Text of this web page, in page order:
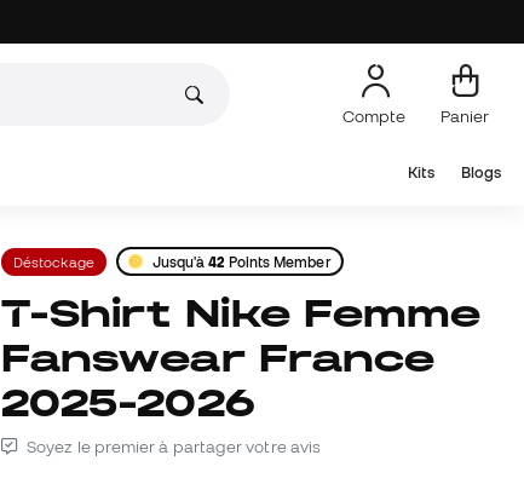
Compte Panier
Kits Blogs
Déstockage Jusqu'à42 Points Member
T-Shirt Nike Femme
Fanswear France
2025-2026
Soyez le premier à partager votre avis